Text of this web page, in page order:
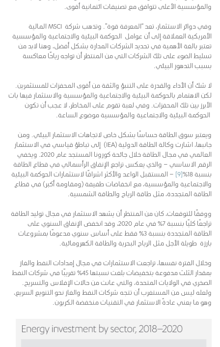
والمؤسسية الأعلى تتوافق مع تصنيفات ائتمانية أقوى.
وفي دوائر الاستثمار، تعد “المعرفة قوة”. وتذهب شركة MSCI المالية
الأمريكية العملاقة إلى أن عوامل الحوكمة البيئية والاجتماعية والمؤسسية
تعتبر بالغة الأهمية في تحديد الشركات المدارة بشكل أفضل، وهنا لابد من
تسليط الضوء على تلك الشركات التي من المنتظر أن تواجه رياحًا معاكسة
بسبب التدهور البيئي.
لا شك أن الأداء والقدرة على التنبؤ والثقة من أقوى المحفزات للمستثمرين.
لكن الاهتمام بالحوكمة البيئية والاجتماعية والمؤسسية والاستثمار فيها بات
الأبرز بين تلك المحفزات. وفي لعبة تقوم على المخاطر، لا عجب أن تكون
الحوكمة البيئية والاجتماعية والمؤسسية موضوع الساعة.
ويعتبر سوق الطاقة حساسًا بشكل خاص لاتجاهات الاستثمار البيئي. ومن
جانبها، اشارت وكالة الطاقة الدولية (IEA) إلى تباطؤ قياسي في الاستثمار
العالمي في مجال الطاقة خلال جائحة كورونا المستجد عام 2020. ويخفي
الرقم الاساسي – والذي يعكس تراجع الإنفاق الرأسمالي في قطاع الطاقة
بنسبة 18٪
[9]
– المستقبل الواعد والأكثر اشراقًا لاستثمارات الحوكمة البيئية
والاجتماعية والمؤسسية، مع انخفاضات طفيفة (ومقاومة أكبر) في قطاع
الطاقة المتجددة، مثل طاقة الرياح والطاقة الشمسية.
ووفقًا للتوقعات، كان من المنتظر أن يشهد الاستثمار في مجال توليد الطاقة
تراجعًا كليًا بنسبة 7٪ في عام 2020، وقد انخفض الإنفاق السنوي على
الطاقة المتجددة بنسبة 3٪ فقط على أساس سنوي مدعومًا بمشروعات
بارزة طويلة الأجل مثل الرياح البحرية والطاقة الكهرومائية.
وخلال الفترة نفسها، تراجعت الاستثمارات في مجال إمدادات النفط والغاز
بمقدار الثلث مدفوعة بتخفيضات بلغت نسبتها 45٪ تقريبًا في شركات النفط
الصخري في الولايات المتحدة، والتي عانت من حالات الإفلاس والتسريح.
ولعله ليس من المستغرب أن تتجه شركات النفط والغاز نحو التنويع السريع،
وهو ما يعني عادةً الاستثمار في التقنيات منخفضة الكربون.